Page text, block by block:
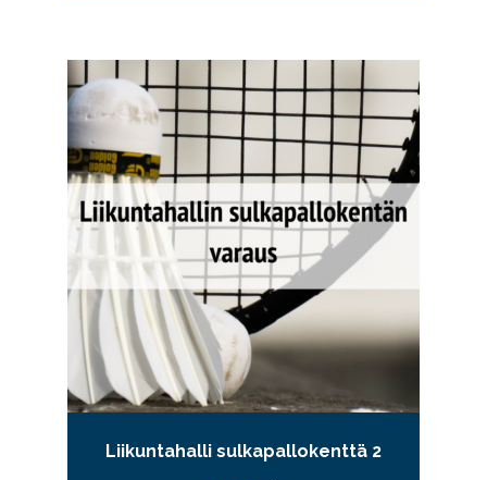
Liikuntahalli sulkapallokenttä 2